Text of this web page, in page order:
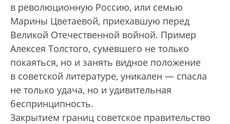
в революционную Россию, или семью
Марины Цветаевой, приехавшую перед
Великой Отечественной войной. Пример
Алексея Толстого, сумевшего не только
покаяться, но и занять видное положение
в советской литературе, уникален — спасла
не только удача, но и удивительная
беспринципность.
Закрытием границ советское правительство